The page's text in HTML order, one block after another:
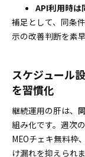
API利用時は
補足として、同条
示の改善判断を素
スケジュール
を習慣化
継続運用の肝は、
組み化です。週次
MEOチェキ無料枠
け漏れを抑えられ